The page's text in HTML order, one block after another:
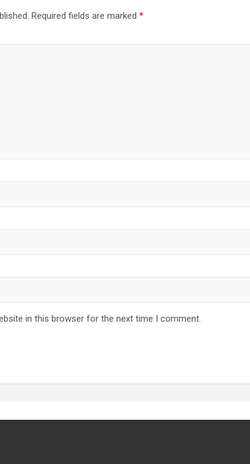
Required fields are marked *
in this browser for the next time I comment.